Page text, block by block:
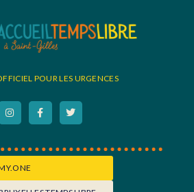
POUR LES URGENCES